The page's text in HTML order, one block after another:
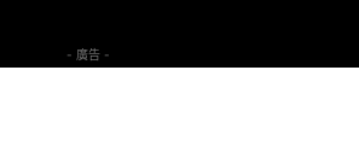
- 廣告 -